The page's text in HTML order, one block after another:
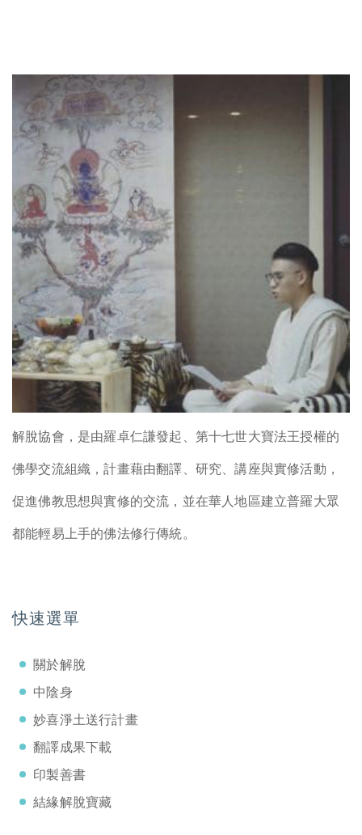
解脫協會，是由羅卓仁謙發起、第十七世大寶法王授權的
佛學交流組織，計畫藉由翻譯、研究、講座與實修活動，
促進佛教思想與實修的交流，並在華人地區建立普羅大眾
都能輕易上手的佛法修行傳統。
快速選單
關於解脫
中陰身
妙喜淨土送行計畫
翻譯成果下載
印製善書
結緣解脫寶藏